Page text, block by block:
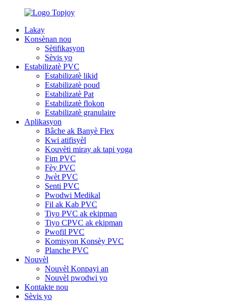
Lakay
Konsènan nou
Sètifikasyon
Sèvis yo
Estabilizatè PVC
Estabilizatè likid
Estabilizatè poud
Estabilizatè Pat
Estabilizatè flokon
Estabilizatè granulaire
Aplikasyon
Bâche ak Banyè Flex
Kwi atifisyèl
Kouvèti miray ak tapi yoga
Fim PVC
Fèy PVC
Jwèt PVC
Senti PVC
Pwodwi Medikal
Fil ak Kab PVC
Tiyo PVC ak ekipman
Tiyo CPVC ak ekipman
Pwofil PVC
Komisyon Konsèy PVC
Planche PVC
Nouvèl
Nouvèl Konpayi an
Nouvèl pwodwi yo
Kontakte nou
Sèvis yo